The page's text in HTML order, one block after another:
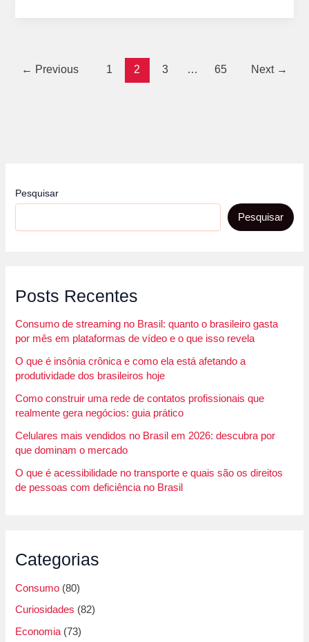
← Previous 1 2 3 … 65 Next →
Pesquisar
Pesquisar
Posts Recentes
Consumo de streaming no Brasil: quanto o brasileiro gasta
por mês em plataformas de vídeo e o que isso revela
O que é insônia crônica e como ela está afetando a
produtividade dos brasileiros hoje
Como construir uma rede de contatos profissionais que
realmente gera negócios: guia prático
Celulares mais vendidos no Brasil em 2026: descubra por
que dominam o mercado
O que é acessibilidade no transporte e quais são os direitos
de pessoas com deficiência no Brasil
Categorias
Consumo (80)
Curiosidades (82)
Economia(73)